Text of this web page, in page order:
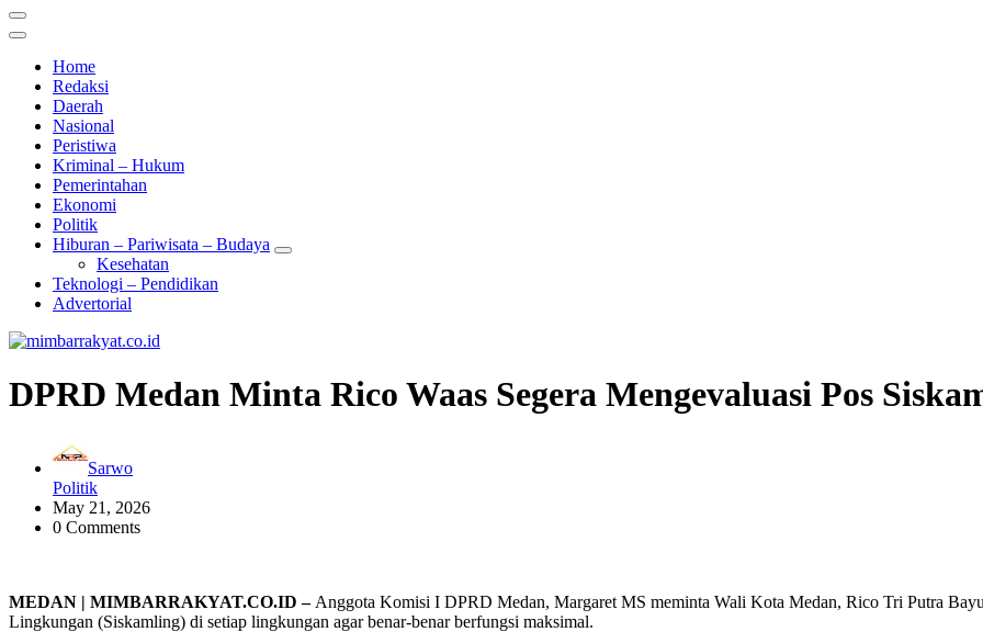
Home
Redaksi
Daerah
Nasional
Peristiwa
Kriminal – Hukum
Pemerintahan
Ekonomi
Politik
Hiburan – Pariwisata – Budaya
Kesehatan
Teknologi – Pendidikan
Advertorial
DPRD Medan Minta Rico Waas Segera Mengevaluasi Pos
Sarwo
Politik
May 21, 2026
0 Comments
MEDAN | MIMBARRAKYAT.CO.ID – Anggota Komisi I DPRD Medan, Margaret MS meminta Wali Kota Medan, Rico Tri Putra Bayu
Lingkungan (Siskamling) di setiap lingkungan agar benar-benar berfungsi maksimal.